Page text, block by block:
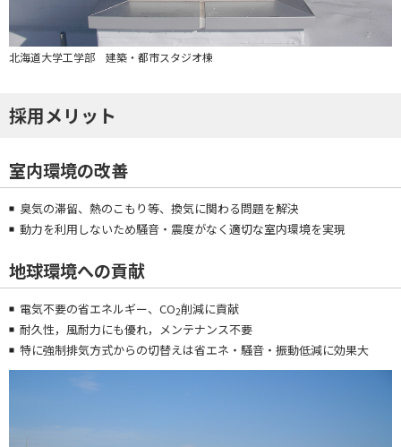
北海道大学工学部 建築・都市スタジオ棟
採用メリット
室内環境の改善
臭気の滞留、熱のこもり等、換気に関わる問題を解決
動力を利用しないため騒音・震度がなく適切な室内環境を実現
地球環境への貢献
電気不要の省エネルギー、CO2削減に貢献
耐久性，風耐力にも優れ，メンテナンス不要
特に強制排気方式からの切替えは省エネ・騒音・振動低減に効果大